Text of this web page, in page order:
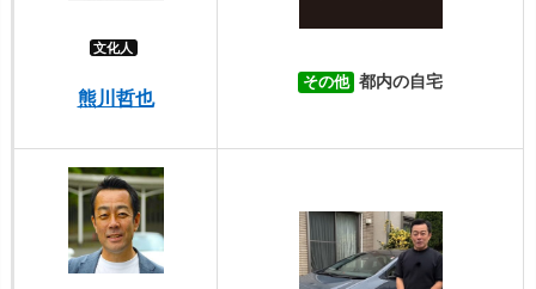
文化人
熊川哲也
その他 都内の自宅